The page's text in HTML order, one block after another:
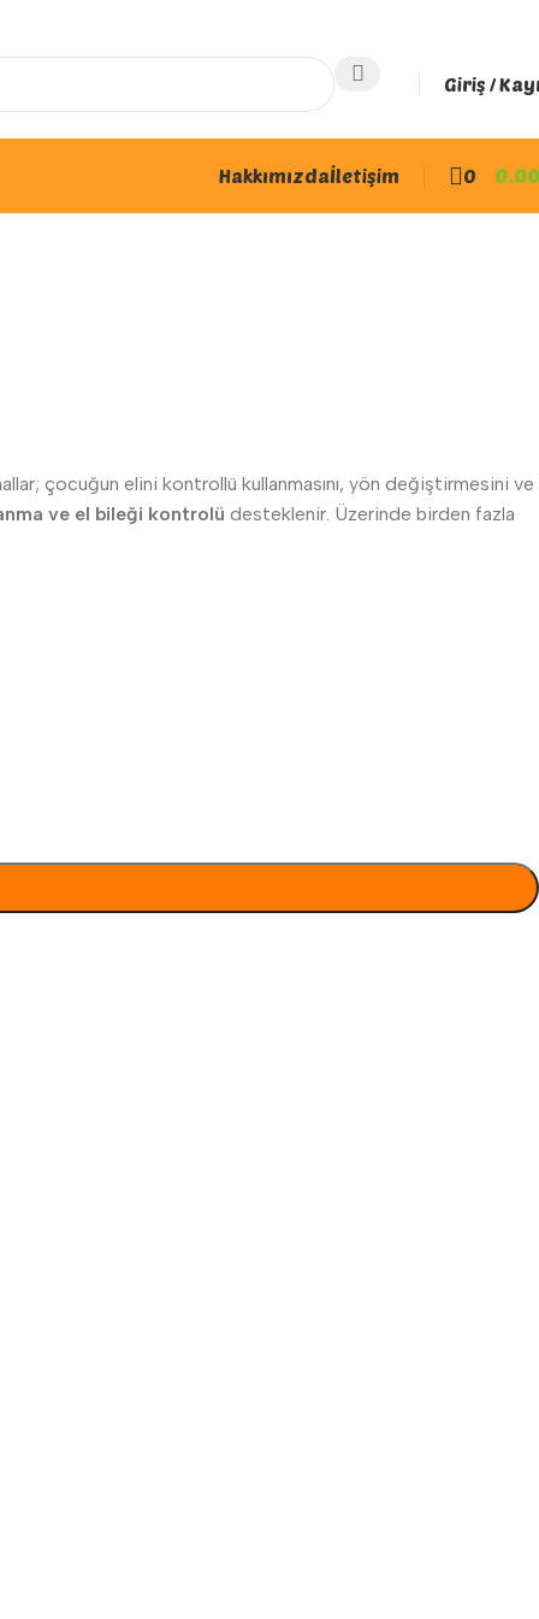
Giriş /
Hakkımızdaİletişim 0 0.00
çocuğun elini kontrollü kullanmasını, yön değiştirmesini ve
ve el bileği kontrolü desteklenir. Üzerinde birden fazla